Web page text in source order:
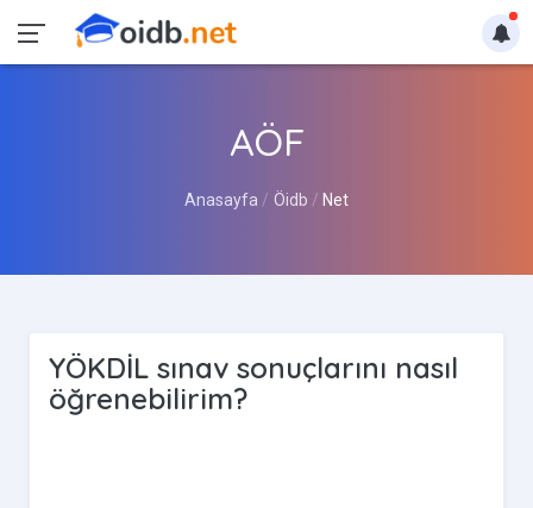
AÖF
Anasayfa Öidb Net
YÖKDİL sınav sonuçlarını nasıl
öğrenebilirim?